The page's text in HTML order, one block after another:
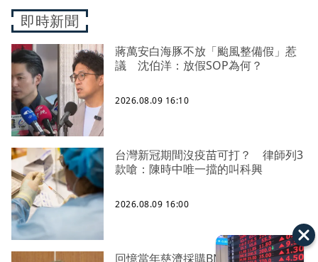
即時新聞
蔣萬安白海豚不放「颱風整備假」惹
議 沈伯洋：放假SOP為何？
2026.08.09 16:10
台灣新冠期間沒疫苗可打？ 律師列3
款嗆：陳時中唯一擋的叫科興
2026.08.09 16:00
回憶當年慈濟採購BNT幕後 鄭運鵬